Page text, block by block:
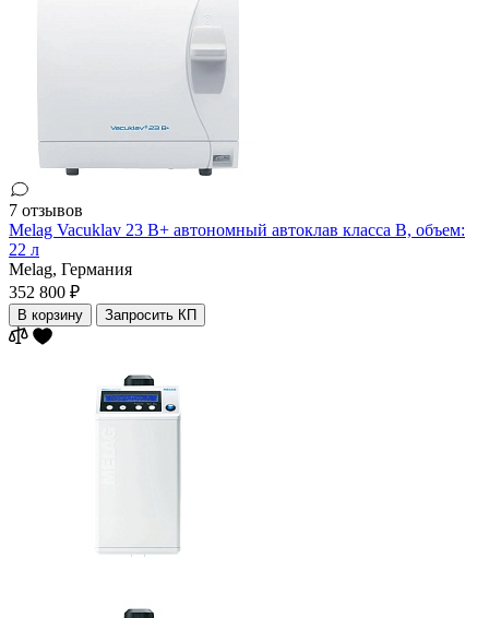
7 отзывов
Melag Vacuklav 23 B+ автономный автоклав класса В, объем:
22 л
Melag, Германия
352 800 ₽
В корзину Запросить КП